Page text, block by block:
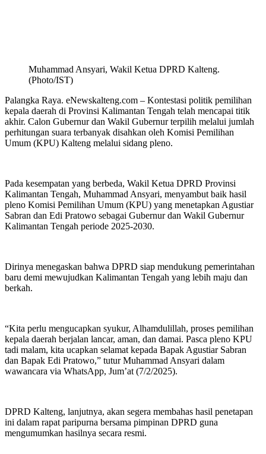
Muhammad Ansyari, Wakil Ketua DPRD Kalteng.
(Photo/IST)
Palangka Raya. eNewskalteng.com – Kontestasi politik pemilihan
kepala daerah di Provinsi Kalimantan Tengah telah mencapai titik
akhir. Calon Gubernur dan Wakil Gubernur terpilih melalui jumlah
perhitungan suara terbanyak disahkan oleh Komisi Pemilihan
Umum (KPU) Kalteng melalui sidang pleno.
Pada kesempatan yang berbeda, Wakil Ketua DPRD Provinsi
Kalimantan Tengah, Muhammad Ansyari, menyambut baik hasil
pleno Komisi Pemilihan Umum (KPU) yang menetapkan Agustiar
Sabran dan Edi Pratowo sebagai Gubernur dan Wakil Gubernur
Kalimantan Tengah periode 2025-2030.
Dirinya menegaskan bahwa DPRD siap mendukung pemerintahan
baru demi mewujudkan Kalimantan Tengah yang lebih maju dan
berkah.
“Kita perlu mengucapkan syukur, Alhamdulillah, proses pemilihan
kepala daerah berjalan lancar, aman, dan damai. Pasca pleno KPU
tadi malam, kita ucapkan selamat kepada Bapak Agustiar Sabran
dan Bapak Edi Pratowo,” tutur Muhammad Ansyari dalam
wawancara via WhatsApp, Jum’at (7/2/2025).
DPRD Kalteng, lanjutnya, akan segera membahas hasil penetapan
ini dalam rapat paripurna bersama pimpinan DPRD guna
mengumumkan hasilnya secara resmi.